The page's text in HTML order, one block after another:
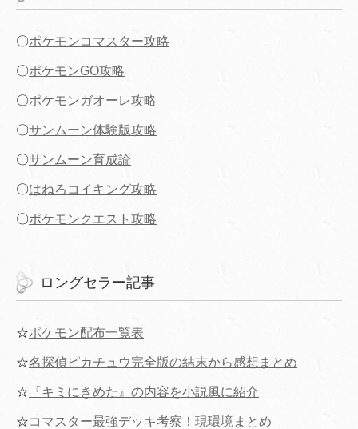
〇ポケモンコマスター攻略
〇ポケモンGO攻略
〇ポケモンガオーレ攻略
〇サンムーン体験版攻略
〇サンムーン育成論
〇はねろコイキング攻略
〇ポケモンクエスト攻略
ロングセラー記事
☆ポケモン配布一覧表
☆名探偵ピカチュウ完全版の結末から感想まとめ
☆ 『キミにきめた』の内容を小説風に紹介
☆コマスター最強デッキ考察！現環境まとめ